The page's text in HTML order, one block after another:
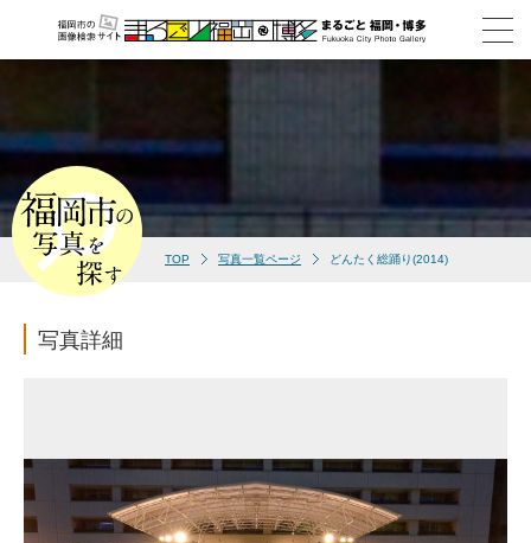
TOP 写真一覧ページ どんたく総踊り(2014)
写真詳細